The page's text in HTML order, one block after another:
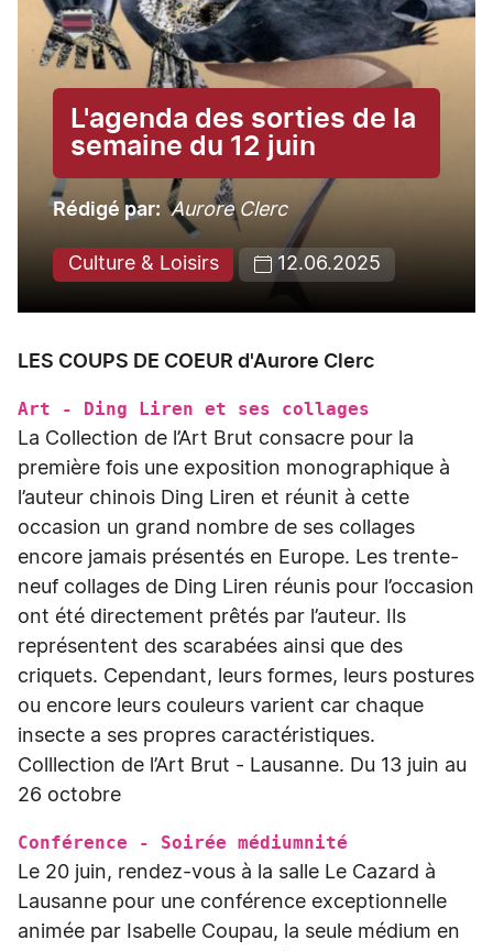
L'agenda des sorties de la
semaine du 12 juin
Rédigé par Aurore Clerc
Culture & Loisirs 12.06.2025
LES COUPS DE COEUR d'Aurore Clerc
Art - Ding Liren et ses collages
La Collection de l’Art Brut consacre pour la
première fois une exposition monographique à
l’auteur chinois Ding Liren et réunit à cette
occasion un grand nombre de ses collages
encore jamais présentés en Europe. Les trente-
neuf collages de Ding Liren réunis pour l’occasion
ont été directement prêtés par l’auteur. Ils
représentent des scarabées ainsi que des
criquets. Cependant, leurs formes, leurs postures
ou encore leurs couleurs varient car chaque
insecte a ses propres caractéristiques.
Colllection de l’Art Brut - Lausanne. Du 13 juin au
26 octobre
Conférence - Soirée médiumnité
Le 20 juin, rendez-vous à la salle Le Cazard à
Lausanne pour une conférence exceptionnelle
animée par Isabelle Coupau, la seule médium en